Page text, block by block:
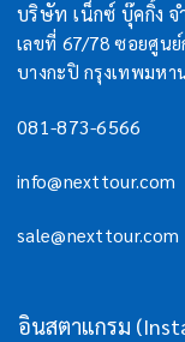
บริษัท เน็กซ์ บุ๊คกิ้ง จ
เลขที่ 67/78 ซอยศูน
บางกะปิ กรุงเทพมหา
081-873-6566
info@nexttour.com
sale@nexttour.com
อินสตาแกรม